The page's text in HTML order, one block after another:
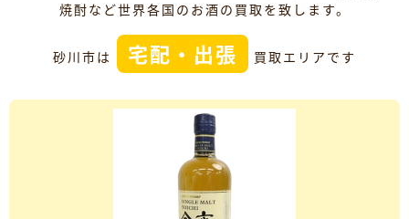
焼酎など世界各国のお酒の買取を致します。
砂川市は 宅配・出張 買取エリアです